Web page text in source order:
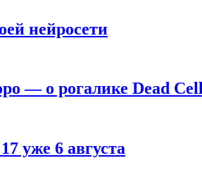
нейросети
— о рогалике Dead
уже 6 августа